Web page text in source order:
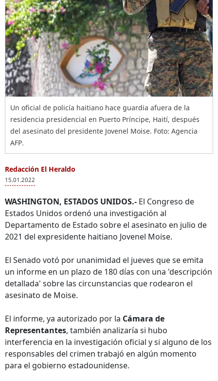
Un oficial de policía haitiano hace guardia afuera de la
residencia presidencial en Puerto Príncipe, Haití, después
del asesinato del presidente Jovenel Moise. Foto: Agencia
AFP.
Redacción El Heraldo
15.01.2022
WASHINGTON, ESTADOS UNIDOS.- El Congreso de
Estados Unidos ordenó una investigación al
Departamento de Estado sobre el asesinato en julio de
2021 del expresidente haitiano Jovenel Moise.
El Senado votó por unanimidad el jueves que se emita
un informe en un plazo de 180 días con una 'descripción
detallada' sobre las circunstancias que rodearon el
asesinato de Moise.
El informe, ya autorizado por la Cámara de
Representantes, también analizaría si hubo
interferencia en la investigación oficial y si alguno de los
responsables del crimen trabajó en algún momento
para el gobierno estadounidense.